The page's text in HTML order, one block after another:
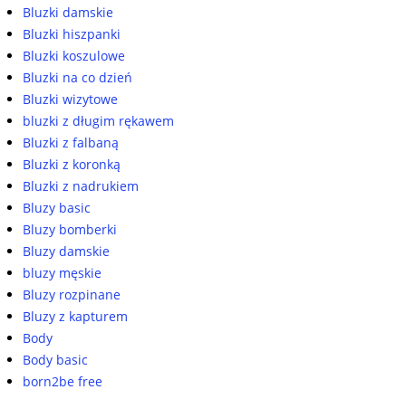
Bluzki damskie
Bluzki hiszpanki
Bluzki koszulowe
Bluzki na co dzień
Bluzki wizytowe
bluzki z długim rękawem
Bluzki z falbaną
Bluzki z koronką
Bluzki z nadrukiem
Bluzy basic
Bluzy bomberki
Bluzy damskie
bluzy męskie
Bluzy rozpinane
Bluzy z kapturem
Body
Body basic
born2be free